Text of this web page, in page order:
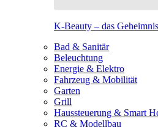
K-Beauty – das
Bad & Sanitär
Beleuchtung
Energie & Elektro
Fahrzeug & Mobilität
Garten
Grill
Haussteuerung & Smart
RC & Modellbau